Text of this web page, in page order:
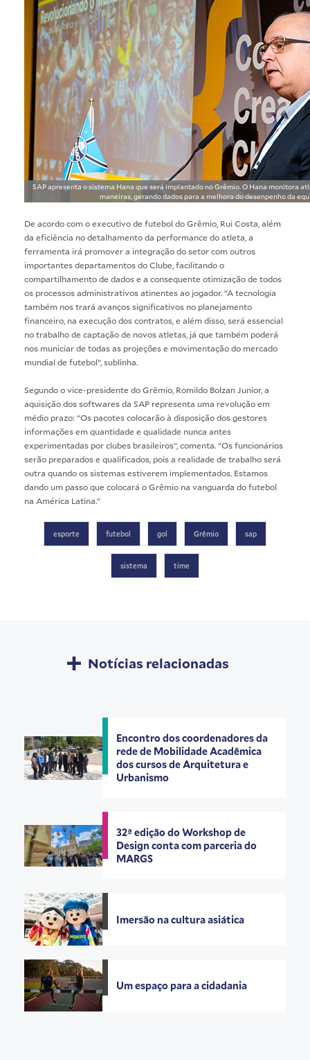
SAP apresenta o sistema Hana que será implantado no Grêmio. O Hana monitora
maneiras, gerando dados para a melhora do desenpenho da
De acordo com o executivo de futebol do Grêmio, Rui Costa, além
da eficiência no detalhamento da performance do atleta, a
ferramenta irá promover a integração do setor com outros
importantes departamentos do Clube, facilitando o
compartilhamento de dados e a consequente otimização de todos
os processos administrativos atinentes ao jogador. “A tecnologia
também nos trará avanços significativos no planejamento
financeiro, na execução dos contratos, e além disso, será essencial
no trabalho de captação de novos atletas, já que também poderá
nos municiar de todas as projeções e movimentação do mercado
mundial de futebol”, sublinha.
Segundo o vice-presidente do Grêmio, Romildo Bolzan Junior, a
aquisição dos softwares da SAP representa uma revolução em
médio prazo: “Os pacotes colocarão à disposição dos gestores
informações em quantidade e qualidade nunca antes
experimentadas por clubes brasileiros”, comenta. “Os funcionários
serão preparados e qualificados, pois a realidade de trabalho será
outra quando os sistemas estiverem implementados. Estamos
dando um passo que colocará o Grêmio na vanguarda do futebol
na América Latina.”
esporte futebol gol Grêmio sap
sistema time
Notícias relacionadas
Encontro dos coordenadores da
rede de Mobilidade Acadêmica
dos cursos de Arquitetura e
Urbanismo
32ª edição do Workshop de
Design conta com parceria do
MARGS
Imersão na cultura asiática
Um espaço para a cidadania